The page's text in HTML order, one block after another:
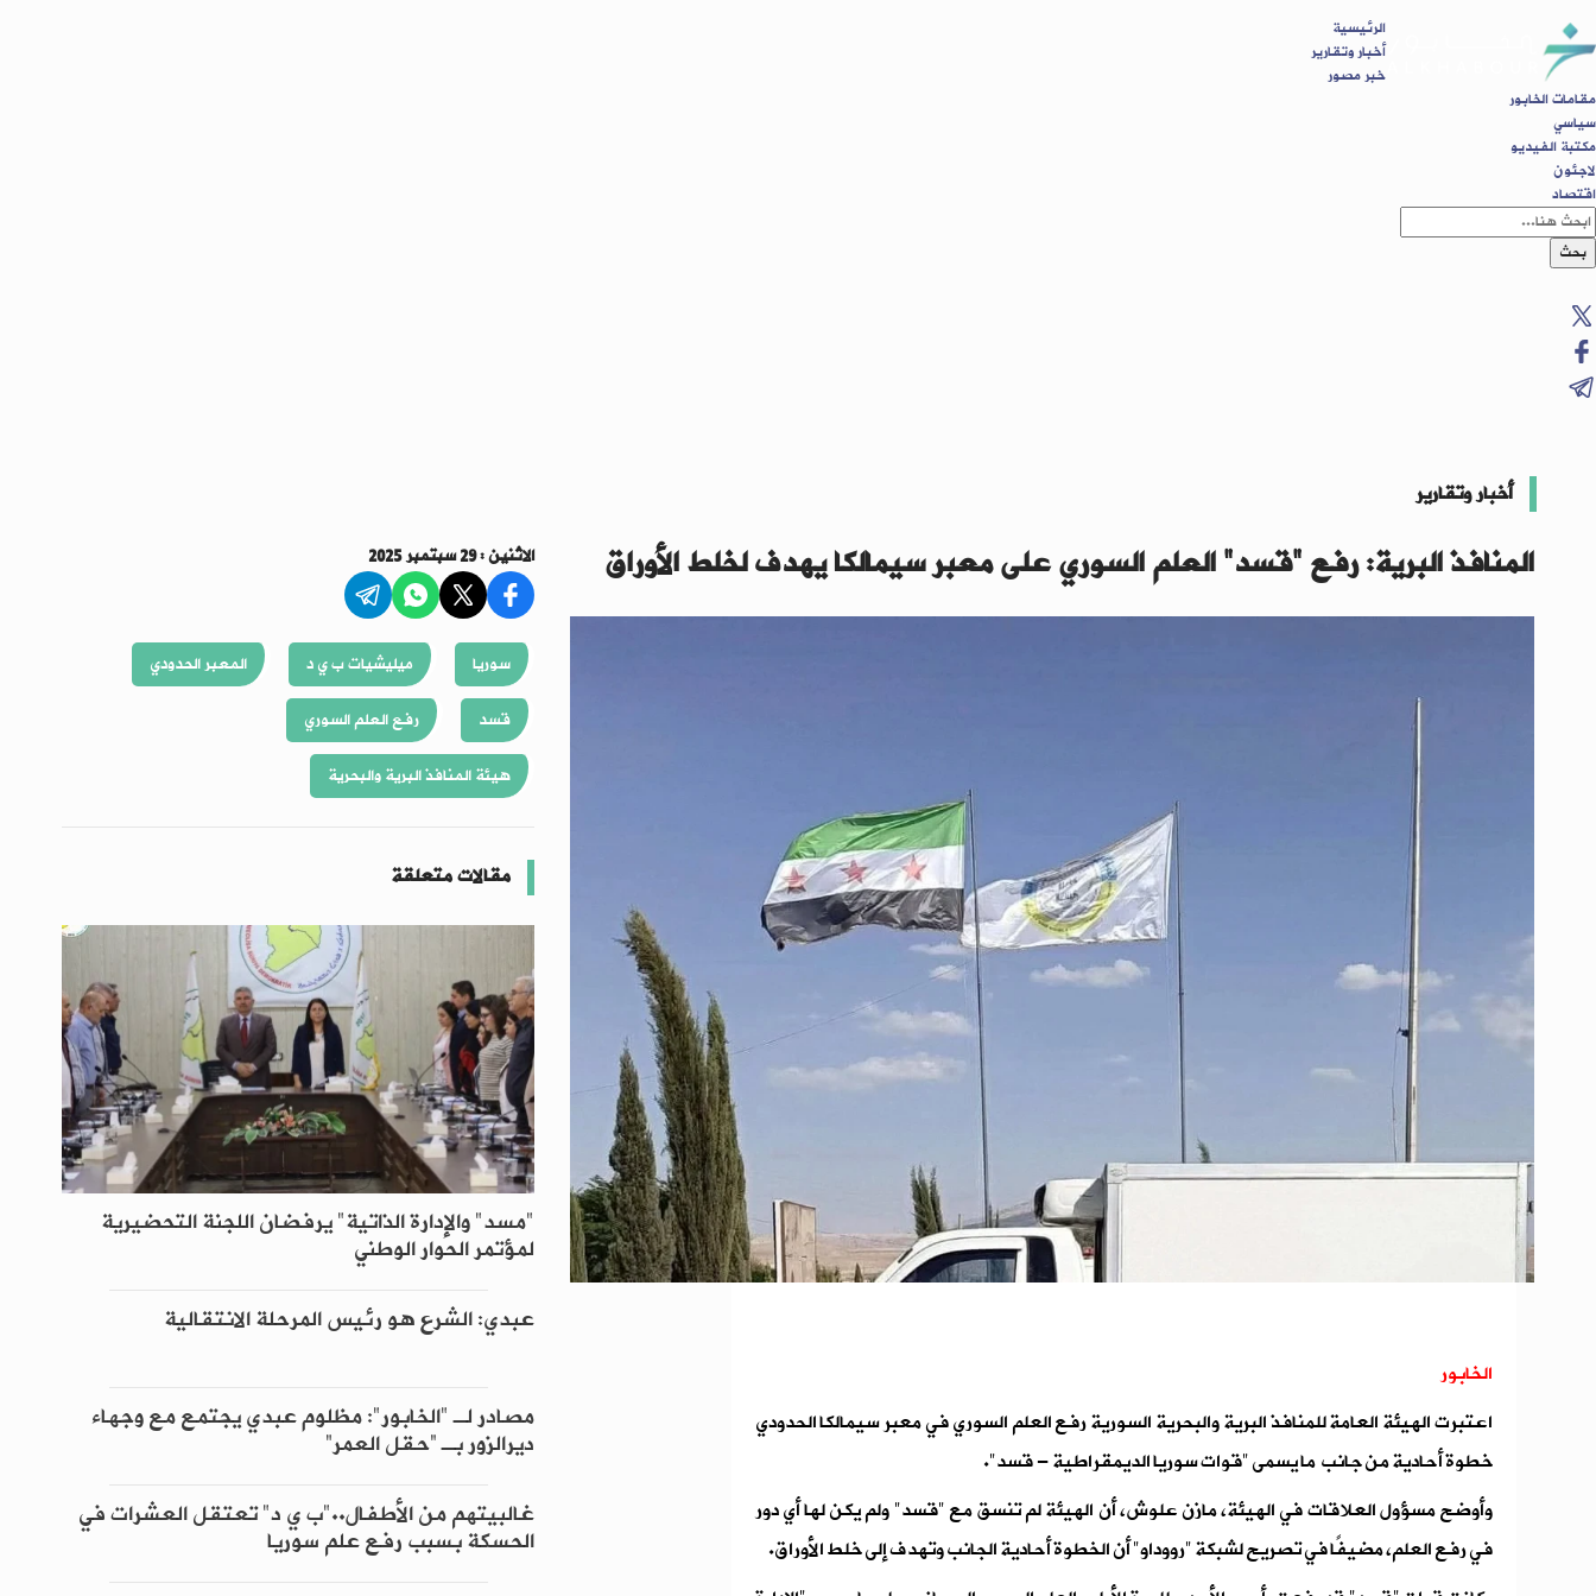
الرئيسية
أخبار وتقارير
خبر مصور
مقامات الخابور
سياسي
مكتبة الفيديو
لاجئون
اقتصاد
بحث
أخبار وتقارير
المنافذ البرية: رفع "قسد" العلم السوري على معبر سيمالكا يهدف لخلط الأوراق
الخابور
اعتبرت الهيئة العامة للمنافذ البرية والبحرية السورية رفع العلم السوري في معبر سيمالكا الحدودي
خطوة أحادية من جانب ما يسمى "قوات سوريا الديمقراطية - قسد".
وأوضح مسؤول العلاقات في الهيئة، مازن علوش، أن الهيئة لم تنسق مع "قسد" ولم يكن لها أي دور
في رفع العلم، مضيفًا في تصريح لشبكة "رووداو" أن الخطوة أحادية الجانب وتهدف إلى خلط الأوراق.
الاثنين : 29 سبتمبر 2025
سوريا ميليشيات ب ي د
المعبر الحدودي
قسد
رفع العلم السوري
هيئة المنافذ البرية والبحرية
مقالات متعلقة
"مسد" والإدارة الذاتية" يرفضان اللجنة التحضيرية
لمؤتمر الحوار الوطني
عبدي: الشرع هو رئيس المرحلة الانتقالية
مصادر لـ "الخابور": مظلوم عبدي يجتمع مع وجهاء
ديرالزور بـ “حقل العمر”
غالبيتهم من الأطفال.."ب ي د" تعتقل العشرات في
الحسكة بسبب رفع علم سوريا